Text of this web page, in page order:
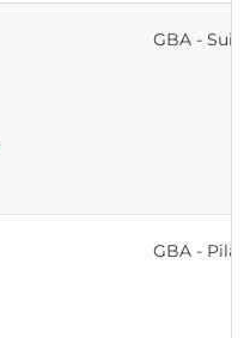
GBA -
GBA - Pilar